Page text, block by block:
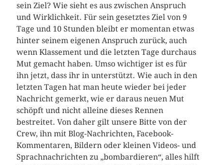
sein Ziel? Wie sieht es aus zwischen Anspruch
und Wirklichkeit. Für sein gesetztes Ziel von 9
Tage und 10 Stunden bleibt er momentan etwas
hinter seinem eigenen Anspruch zurück, auch
wenn Klassement und die letzten Tage durchaus
Mut gemacht haben. Umso wichtiger ist es für
ihn jetzt, dass ihr in unterstützt. Wie auch in den
letzten Tagen hat man heute wieder bei jeder
Nachricht gemerkt, wie er daraus neuen Mut
schöpft und nicht alleine dieses Rennen
bestreitet. Von daher gilt unsere Bitte von der
Crew, ihn mit Blog-Nachrichten, Facebook-
Kommentaren, Bildern oder kleinen Videos- und
Sprachnachrichten zu „bombardieren“, alles hilft